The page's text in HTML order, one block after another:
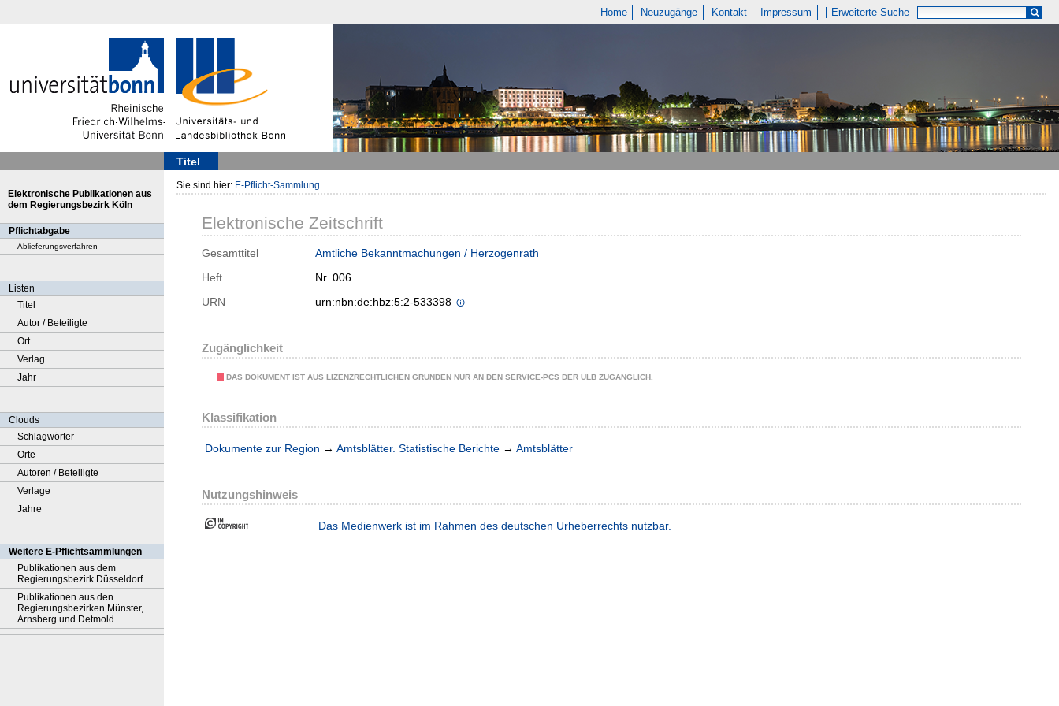
Home Neuzugänge Kontakt Impressum Erweiterte Suche
Titel
Elektronische Publikationen aus
dem Regierungsbezirk Köln
Pflichtabgabe
Ablieferungsverfahren
Listen
Titel
Autor / Beteiligte
Ort
Verlag
Jahr
Clouds
Schlagwörter
Orte
Autoren / Beteiligte
Verlage
Jahre
Weitere E-Pflichtsammlungen
Publikationen aus dem
Regierungsbezirk Düsseldorf
Publikationen aus den
Regierungsbezirken Münster,
Arnsberg und Detmold
Sie sind hier: E-Pflicht-Sammlung
Elektronische Zeitschrift
Gesamttitel
Amtliche Bekanntmachungen / Herzogenrath
Heft
Nr. 006
URN
urn:nbn:de:hbz:5:2-533398
Zugänglichkeit
DAS DOKUMENT IST AUS LIZENZRECHTLICHEN GRÜNDEN NUR AN DEN SERVICE-PCS DER ULB ZUGÄNGLICH.
Klassifikation
Dokumente zur Region → Amtsblätter. Statistische Berichte → Amtsblätter
Nutzungshinweis
Das Medienwerk ist im Rahmen des deutschen Urheberrechts nutzbar.